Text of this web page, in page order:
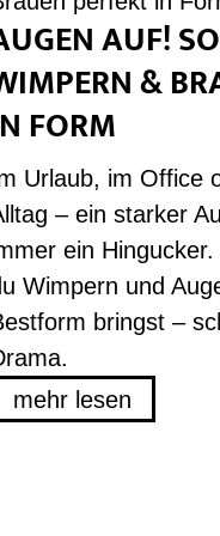
AUF!
&
FORM
Urlaub, im Office
– ein starker
ein
Wimpern und
bringst –
mehr lesen